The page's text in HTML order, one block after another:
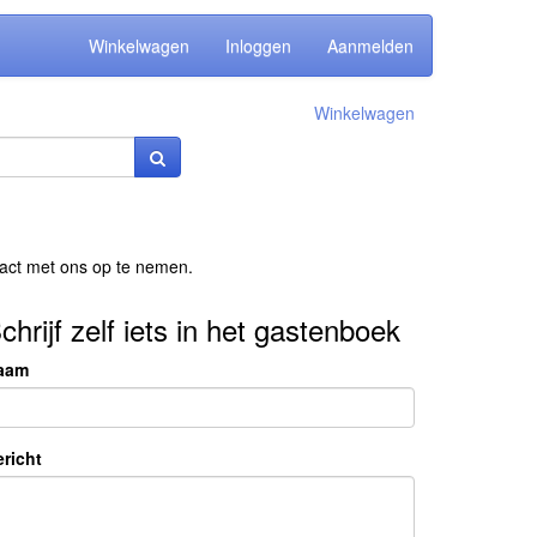
Winkelwagen Inloggen Aanmelden
Winkelwagen
met ons op te nemen.
zelf iets in het gastenboek